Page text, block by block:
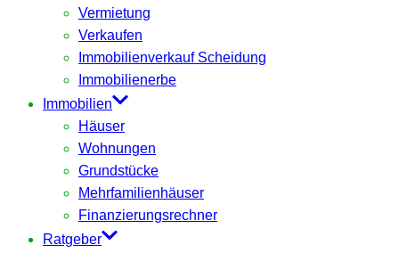
Vermietung
Verkaufen
Immobilienverkauf Scheidung
Immobilienerbe
Immobilien
Häuser
Wohnungen
Grundstücke
Mehrfamilienhäuser
Finanzierungsrechner
Ratgeber